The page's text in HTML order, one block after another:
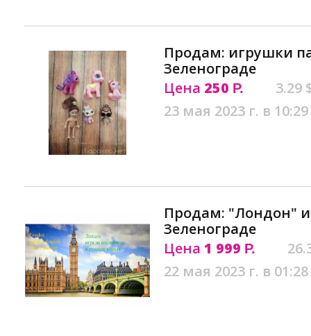
Продам: игрушки
Зеленограде
Цена 250 Р.
3.29
23 мая 2023 г. в 10:29
Продам: "Лондон"
Зеленограде
Цена 1 999 Р.
22 мая 2023 г. в 01:28